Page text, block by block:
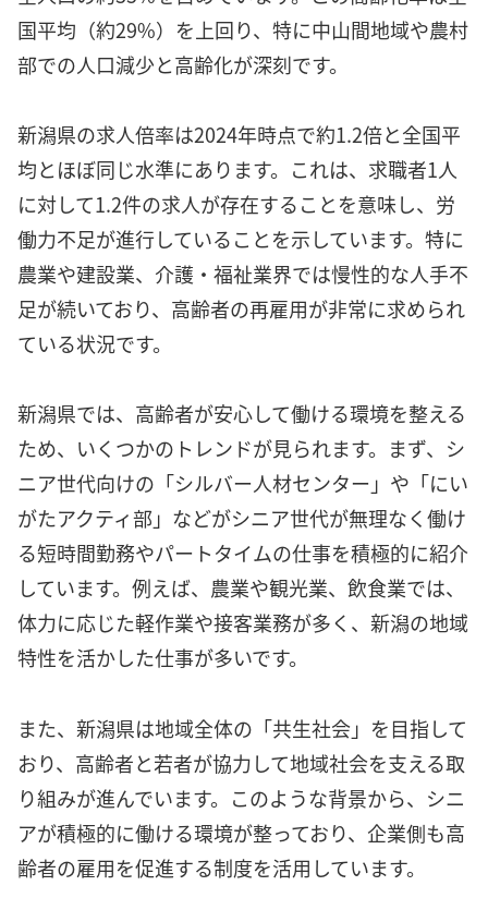
国平均（約29%）を上回り、特に中山間地域や農村
部での人口減少と高齢化が深刻です。
新潟県の求人倍率は2024年時点で約1.2倍と全国平
均とほぼ同じ水準にあります。これは、求職者1人
に対して1.2件の求人が存在することを意味し、労
働力不足が進行していることを示しています。特に
農業や建設業、介護・福祉業界では慢性的な人手不
足が続いており、高齢者の再雇用が非常に求められ
ている状況です。
新潟県では、高齢者が安心して働ける環境を整える
ため、いくつかのトレンドが見られます。まず、シ
ニア世代向けの「シルバー人材センター」や「にい
がたアクティ部」などがシニア世代が無理なく働け
る短時間勤務やパートタイムの仕事を積極的に紹介
しています。例えば、農業や観光業、飲食業では、
体力に応じた軽作業や接客業務が多く、新潟の地域
特性を活かした仕事が多いです。
また、新潟県は地域全体の「共生社会」を目指して
おり、高齢者と若者が協力して地域社会を支える取
り組みが進んでいます。このような背景から、シニ
アが積極的に働ける環境が整っており、企業側も高
齢者の雇用を促進する制度を活用しています。